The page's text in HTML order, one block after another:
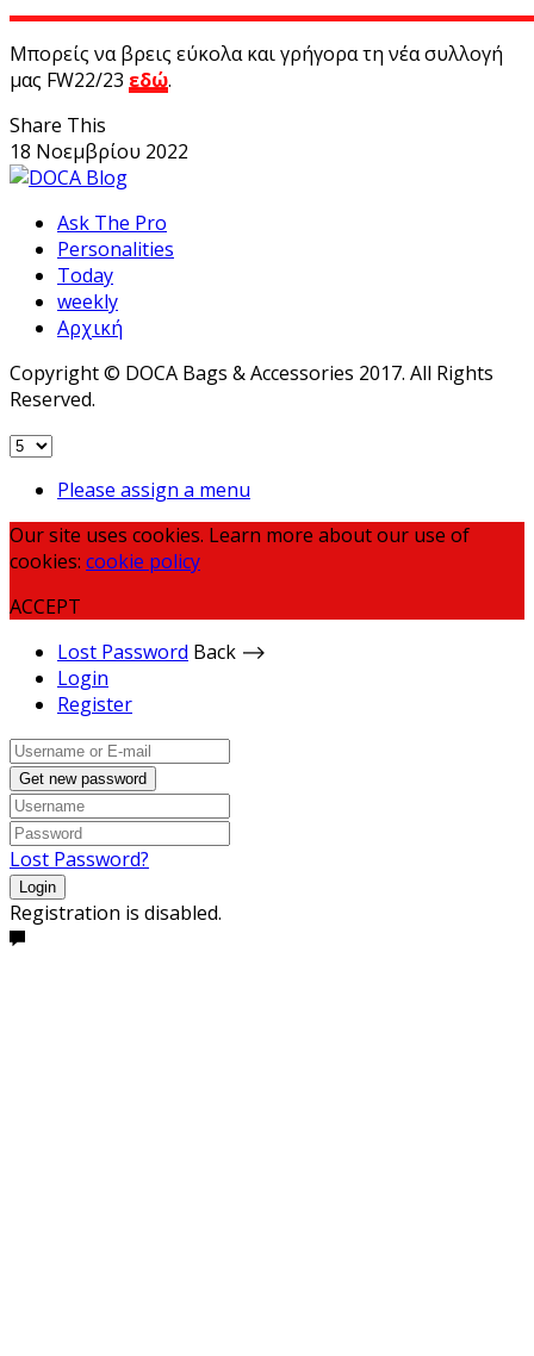
Μπορείς να βρεις εύκολα και γρήγορα τη νέα συλλογή
μας FW22/23 εδώ.
Share This
18 Νοεμβρίου 2022
Ask The Pro
Personalities
Today
weekly
Αρχική
Copyright © DOCA Bags & Accessories 2017. All Rights
Reserved.
Please assign a menu
Our site uses cookies. Learn more about our use of
cookies: cookie policy
ACCEPT
Lost Password Back ⟶
Login
Register
Get new password
Lost Password?
Login
Registration is disabled.